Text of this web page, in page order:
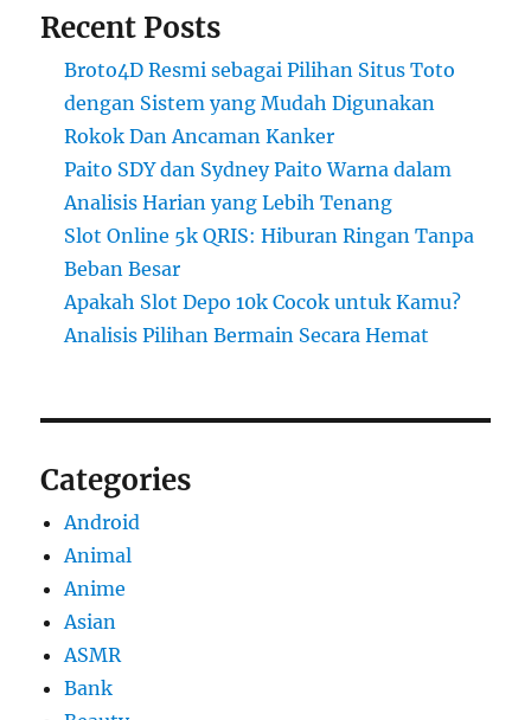
Recent Posts
Broto4D Resmi sebagai Pilihan Situs Toto
dengan Sistem yang Mudah Digunakan
Rokok Dan Ancaman Kanker
Paito SDY dan Sydney Paito Warna dalam
Analisis Harian yang Lebih Tenang
Slot Online 5k QRIS: Hiburan Ringan Tanpa
Beban Besar
Apakah Slot Depo 10k Cocok untuk Kamu?
Analisis Pilihan Bermain Secara Hemat
Categories
Android
Animal
Anime
Asian
ASMR
Bank